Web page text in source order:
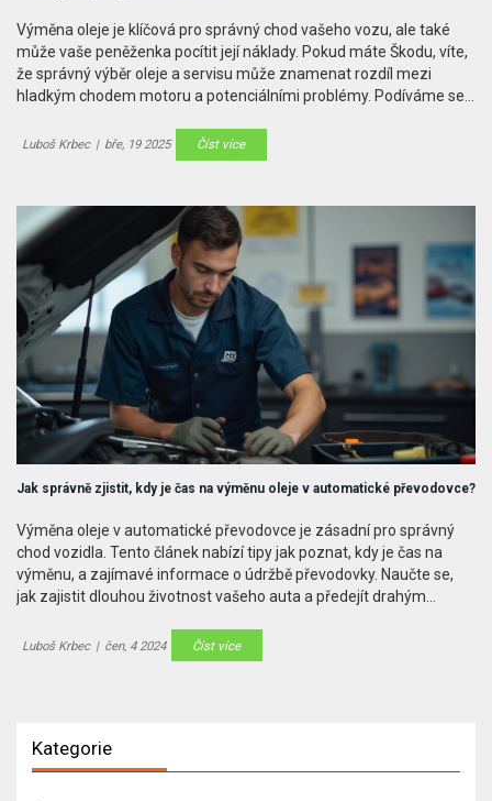
Výměna oleje je klíčová pro správný chod vašeho vozu, ale také
může vaše peněženka pocítit její náklady. Pokud máte Škodu, víte,
že správný výběr oleje a servisu může znamenat rozdíl mezi
hladkým chodem motoru a potenciálními problémy. Podíváme se,
jak ušetřit. Zvažte různé možnosti údržby a zjistěte, jak
optimalizovat své výdaje.
Luboš Krbec | bře, 19 2025 Číst více
Jak správně zjistit, kdy je čas na výměnu oleje v automatické převodovce?
Výměna oleje v automatické převodovce je zásadní pro správný
chod vozidla. Tento článek nabízí tipy jak poznat, kdy je čas na
výměnu, a zajímavé informace o údržbě převodovky. Naučte se,
jak zajistit dlouhou životnost vašeho auta a předejít drahým
Luboš Krbec | čen, 4 2024 Číst více
Kategorie